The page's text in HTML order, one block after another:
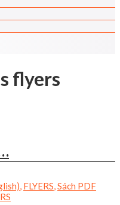
flyers
, FLYERS,Sách PDF